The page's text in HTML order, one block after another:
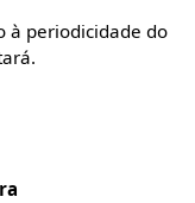
à periodicidade do